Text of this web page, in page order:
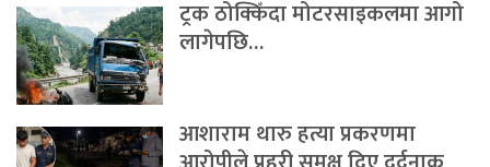
ट्रक ठोक्किँदा मोटरसाइकलमा आगो
लागेपछि…
आशाराम थारु हत्या प्रकरणमा